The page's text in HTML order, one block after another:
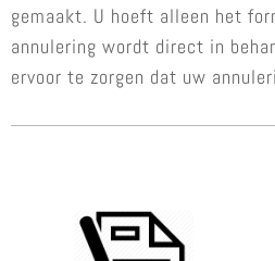
gemaakt. U hoeft alleen het
annulering wordt direct in
ervoor te zorgen dat uw